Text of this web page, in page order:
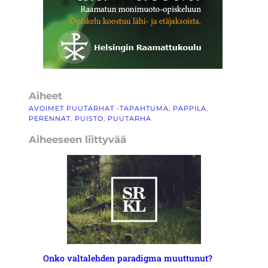
Aiheet
AVOIMET PUUTARHAT -TAPAHTUMA, PAPPILA
PERENNAT, PUISTO, PUUTARHA
Aiheeseen liittyvää
Onko valtalehden paradigma muuttunut?